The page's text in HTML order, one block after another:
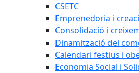
CSETC
Emprenedoria i
Consolidació i
Dinamització del
Calendari festius i
Economia Social i